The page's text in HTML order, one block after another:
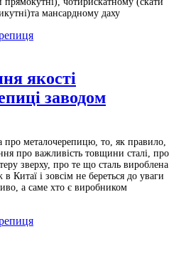
мансардному даху
якості
заводом
про металочерепицю, то, як правило,
про важливість товщини сталі, про
зверху, про те що сталь вироблена
Китаї і зовсім не береться до уваги
а саме хто є виробником